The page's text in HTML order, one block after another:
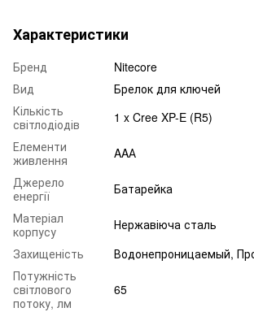
Характеристики
Бренд
Nitecore
Вид
Брелок для ключей
Кількість
світлодіодів
1 x Cree XP-E (R5)
Елементи
живлення
AAА
Джерело
енергії
Батарейка
Матеріал
корпусу
Нержавіюча сталь
Захищеність
Водонепроницаемый,
Потужність
світлового
потоку, лм
65